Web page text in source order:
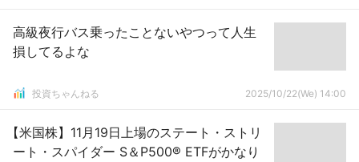
高級夜行バス乗ったことないやつって人生
損してるよな
投資ちゃんねる 2025/10/22(We) 14:00
【米国株】11月19日上場のステート・ストリ
ート・スパイダー S＆P500® ETFがかなり